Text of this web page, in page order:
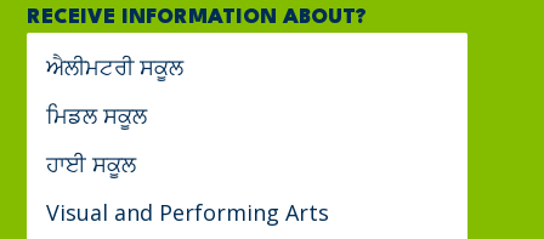
RECEIVE INFORMATION ABOUT?